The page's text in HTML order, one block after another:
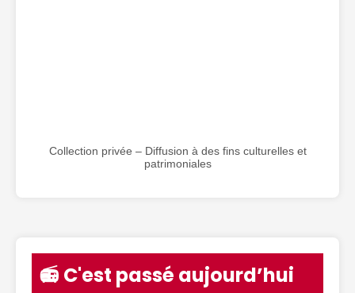
Collection privée – Diffusion à des fins culturelles et
patrimoniales
📻 C'est passé aujourd’hui